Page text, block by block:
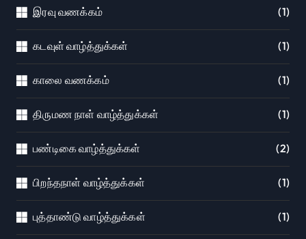
இரவு வணக்கம் (1)
கடவுள் வாழ்த்துக்கள் (1)
காலை வணக்கம் (1)
திருமண நாள் வாழ்த்துக்கள் (1)
பண்டிகை வாழ்த்துக்கள் (2)
பிறந்தநாள் வாழ்த்துக்கள் (1)
புத்தாண்டு வாழ்த்துக்கள் (1)